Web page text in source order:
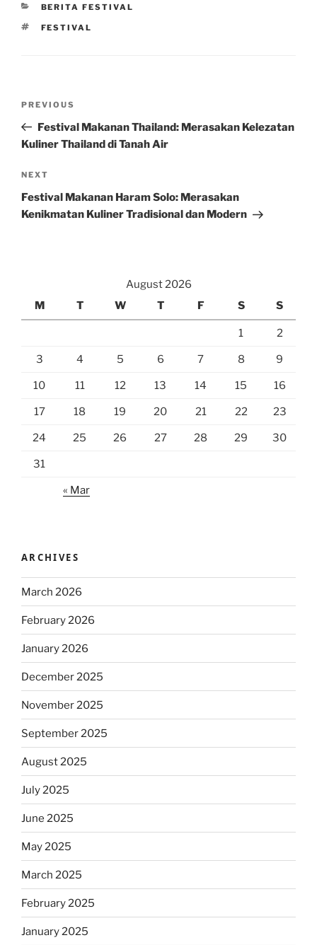
CATEGORIES
BERITA FESTIVAL
TAGS
FESTIVAL
Previous
Post
PREVIOUS
Festival Makanan Thailand: Merasakan Kelezatan
Kuliner Thailand di Tanah Air
Next
Post
NEXT
Festival Makanan Haram Solo: Merasakan
Kenikmatan Kuliner Tradisional dan Modern
August 2026
M
T W T F S S
1 2
3 4 5 6 7 8 9
10 11 12 13 14 15 16
17 18 19 20 21 22 23
24 25 26 27 28 29 30
31
« Mar
ARCHIVES
March 2026
February 2026
January 2026
December 2025
November 2025
September 2025
August 2025
July 2025
June 2025
May 2025
March 2025
February 2025
January 2025